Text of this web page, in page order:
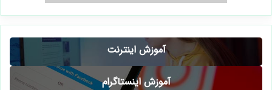
آموزش اینترنت
آموزش اینستاگرام